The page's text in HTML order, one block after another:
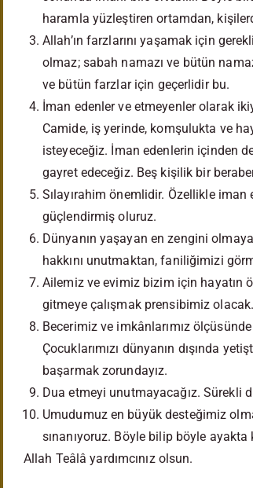
haramla yüzleştiren ortamdan,
Allah’ın farzlarını yaşamak için
olmaz; sabah namazı ve bütün
ve bütün farzlar için geçerlidir bu.
İman edenler ve etmeyenler olarak
Camide, iş yerinde, komşulukta ve
isteyeceğiz. İman edenlerin içinden
gayret edeceğiz. Beş kişilik bir
Sılayırahim önemlidir. Özellikle iman
güçlendirmiş oluruz.
Dünyanın yaşayan en zengini
hakkını unutmaktan, faniliğimizi
Ailemiz ve evimiz bizim için hayatın
gitmeye çalışmak prensibimiz
Becerimiz ve imkânlarımız
Çocuklarımızı dünyanın dışında
başarmak zorundayız.
Dua etmeyi unutmayacağız. Sürekli
Umudumuz en büyük desteğimiz
sınanıyoruz. Böyle bilip böyle
Allah Teâlâ yardımcınız olsun.